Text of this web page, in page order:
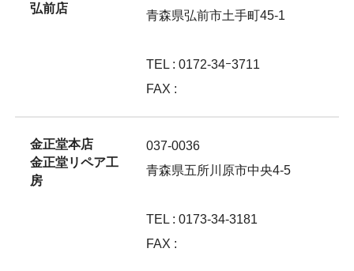
弘前店
青森県弘前市土手町45-1
TEL : 0172-34ｰ3711
FAX :
金正堂本店
金正堂リペア工
房
037-0036
青森県五所川原市中央4-5
TEL : 0173-34-3181
FAX :